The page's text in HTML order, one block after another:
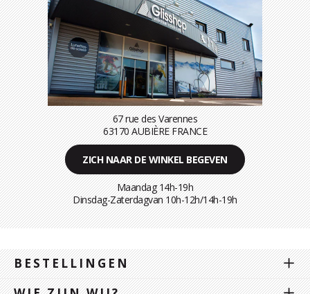
67 rue des Varennes
63170 AUBIÈRE FRANCE
ZICH NAAR DE WINKEL BEGEVEN
Maandag 14h-19h
Dinsdag-Zaterdagvan 10h-12h/14h-19h
BESTELLINGEN